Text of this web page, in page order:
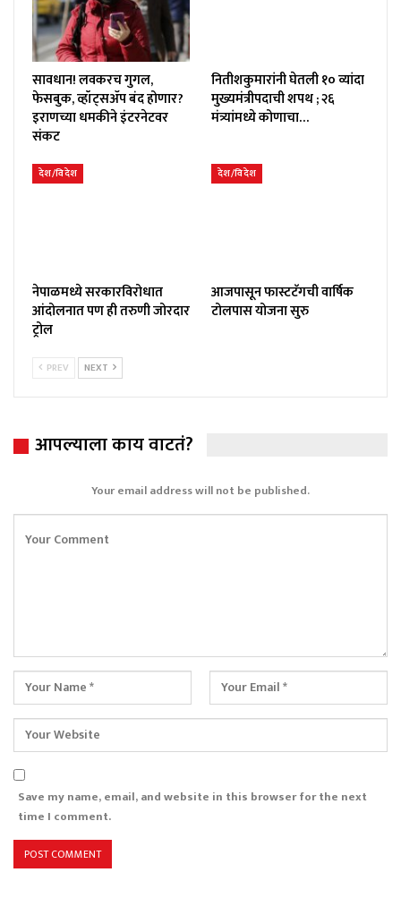
सावधान! लवकरच गुगल,
फेसबुक, व्हॉट्सॲप बंद होणार?
इराणच्या धमकीने इंटरनेटवर
संकट
नितीशकुमारांनी घेतली १० व्यांदा
मुख्यमंत्रीपदाची शपथ ; २६
मंत्र्यांमध्ये कोणाचा…
देश/विदेश
नेपाळमध्ये सरकारविरोधात
आंदोलनात पण ही तरुणी जोरदार
ट्रोल
देश/विदेश
आजपासून फास्टटॅगची वार्षिक
टोलपास योजना सुरु
PREV NEXT
आपल्याला काय वाटतं?
Your email address will not be published.
Save my name, email, and website in this browser for the next
time I comment.